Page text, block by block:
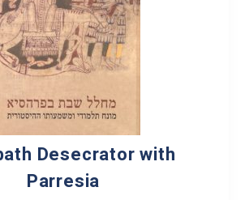
Desecrator with
Parresia